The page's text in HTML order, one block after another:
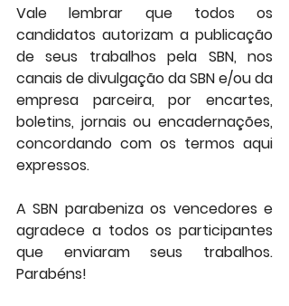
Vale lembrar que todos os
candidatos autorizam a publicação
de seus trabalhos pela SBN, nos
canais de divulgação da SBN e/ou da
empresa parceira, por encartes,
boletins, jornais ou encadernações,
concordando com os termos aqui
expressos.
A SBN parabeniza os vencedores e
agradece a todos os participantes
que enviaram seus trabalhos.
Parabéns!